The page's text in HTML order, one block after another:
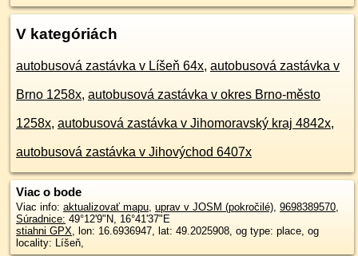
V kategóriách
autobusová zastávka v Líšeň 64x, autobusová zastávka v
Brno 1258x, autobusová zastávka v okres Brno-město
1258x, autobusová zastávka v Jihomoravský kraj 4842x,
autobusová zastávka v Jihovýchod 6407x
Viac o bode
Viac info: aktualizovať mapu, uprav v JOSM (pokročilé), 9698389570,
Súradnice: 49°12'9"N, 16°41'37"E
stiahni GPX, lon: 16.6936947, lat: 49.2025908, og type: place, og
locality: Líšeň,